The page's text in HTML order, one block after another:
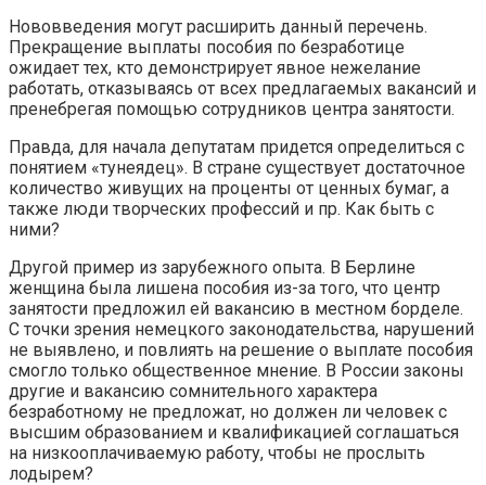
Нововведения могут расширить данный перечень.
Прекращение выплаты пособия по безработице
ожидает тех, кто демонстрирует явное нежелание
работать, отказываясь от всех предлагаемых вакансий и
пренебрегая помощью сотрудников центра занятости.
Правда, для начала депутатам придется определиться с
понятием «тунеядец». В стране существует достаточное
количество живущих на проценты от ценных бумаг, а
также люди творческих профессий и пр. Как быть с
ними?
Другой пример из зарубежного опыта. В Берлине
женщина была лишена пособия из-за того, что центр
занятости предложил ей вакансию в местном борделе.
С точки зрения немецкого законодательства, нарушений
не выявлено, и повлиять на решение о выплате пособия
смогло только общественное мнение. В России законы
другие и вакансию сомнительного характера
безработному не предложат, но должен ли человек с
высшим образованием и квалификацией соглашаться
на низкооплачиваемую работу, чтобы не прослыть
лодырем?